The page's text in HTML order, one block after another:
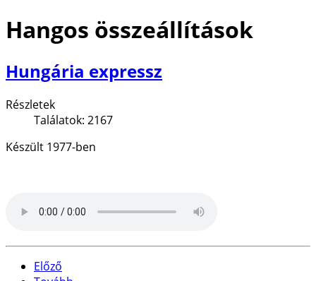
Hangos összeállítások
Hungária expressz
Részletek
Találatok: 2167
Készült 1977-ben
Előző